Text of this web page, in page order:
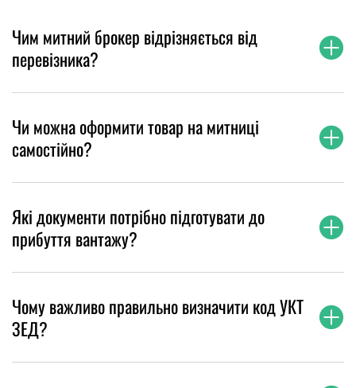
Чим митний брокер відрізняється від
перевізника?
Чи можна оформити товар на митниці
самостійно?
Які документи потрібно підготувати до
прибуття вантажу?
Чому важливо правильно визначити код УКТ
ЗЕД?